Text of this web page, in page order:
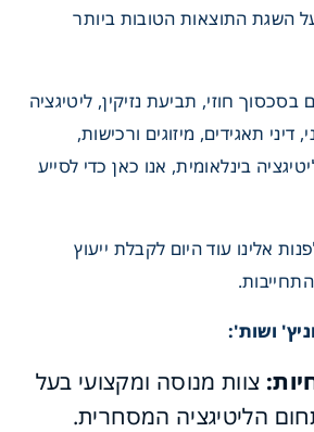
השגת התוצאות הטובות ביותר
חוזי, תביעת נזיקין, ליטיגציה
דיני תאגידים, מיזוגים ורכישות,
בינלאומית, אנו כאן כדי לסייע
אלינו עוד היום לקבלת ייעוץ
ושות':
צוות מנוסה ומקצועי בעל
הליטיגציה המסחרית.